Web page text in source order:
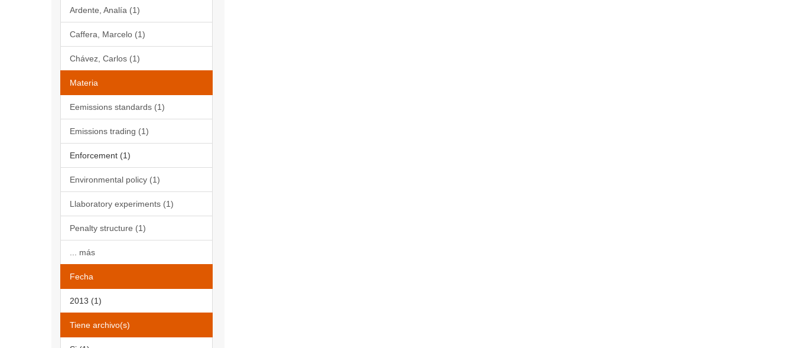
Ardente, Analía (1)
Caffera, Marcelo (1)
Chávez, Carlos (1)
Materia
Eemissions standards (1)
Emissions trading (1)
Enforcement (1)
Environmental policy (1)
Llaboratory experiments (1)
Penalty structure (1)
... más
Fecha
2013 (1)
Tiene archivo(s)